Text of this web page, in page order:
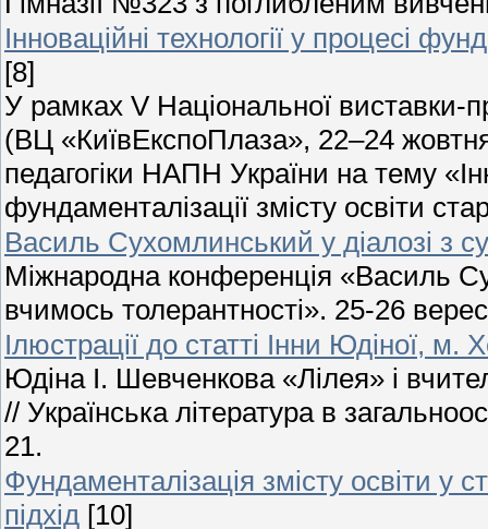
Інноваційні технології у процесі
[8]
У рамках V Національної виставки-
(ВЦ «КиївЕкспоПлаза», 22–24
педагогіки НАПН України на тему
фундаменталізації змісту освіти
Василь Сухомлинський у діалозі з
Міжнародна конференція «Василь
вчимось толерантності». 25-26
Ілюстрації до статті Інни Юдіної, м.
Юдіна І. Шевченкова «Лілея» і
// Українська література в
21.
Фундаменталізація змісту освіти у
підхід [10]